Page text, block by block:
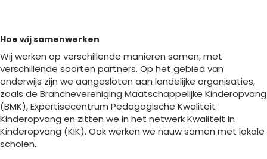
Hoe wij samenwerken
Wij werken op verschillende manieren samen, met
verschillende soorten partners. Op het gebied van
onderwijs zijn we aangesloten aan landelijke organisaties,
zoals de Branchevereniging Maatschappelijke Kinderopvang
(BMK), Expertisecentrum Pedagogische Kwaliteit
Kinderopvang en zitten we in het netwerk Kwaliteit In
Kinderopvang (KIK). Ook werken we nauw samen met lokale
scholen.